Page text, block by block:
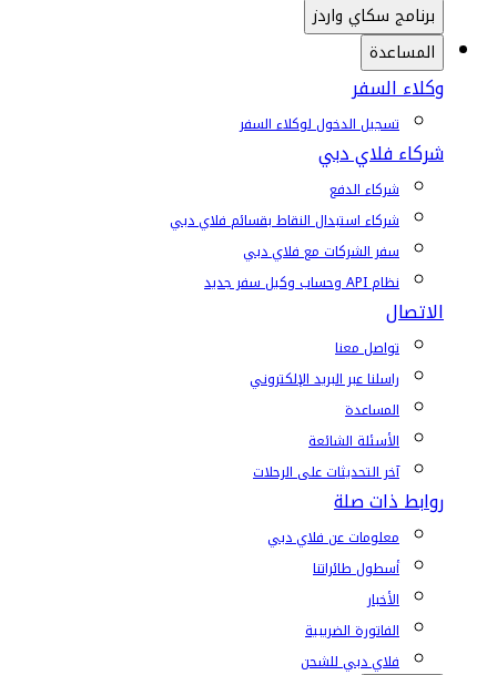
برنامج سكاي واردز
المساعدة
وكلاء السفر
تسجيل الدخول لوكلاء السفر
شركاء فلاي دبي
شركاء الدفع
شركاء استبدال النقاط بقسائم فلاي دبي
سفر الشركات مع فلاي دبي
نظام API وحساب وكيل سفر جديد
الاتصال
تواصل معنا
راسلنا عبر البريد الإلكتروني
المساعدة
الأسئلة الشائعة
آخر التحديثات على الرحلات
روابط ذات صلة
معلومات عن فلاي دبي
أسطول طائراتنا
الأخبار
الفاتورة الضريبية
فلاي دبي للشحن